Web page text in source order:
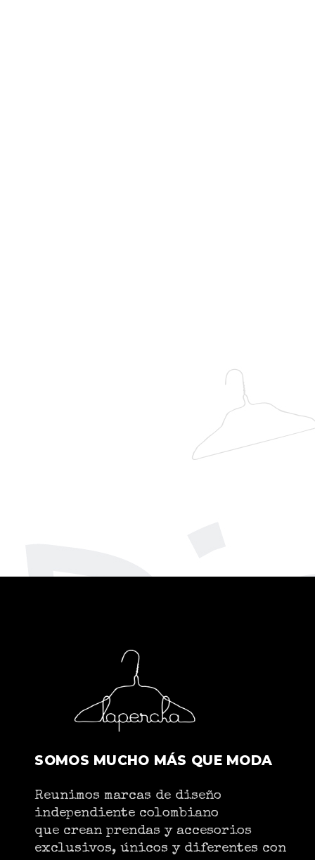
SOMOS MUCHO MÁS QUE MODA
Reunimos marcas de diseño
independiente colombiano
que crean prendas y accesorios
exclusivos, únicos y diferentes con